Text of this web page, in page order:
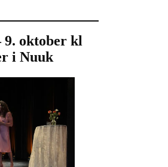
9. oktober kl
i Nuuk